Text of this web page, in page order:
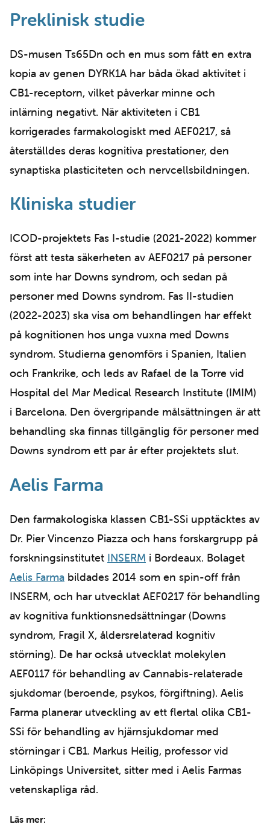
Preklinisk studie
DS-musen Ts65Dn och en mus som fått en extra
kopia av genen DYRK1A har båda ökad aktivitet i
CB1-receptorn, vilket påverkar minne och
inlärning negativt. När aktiviteten i CB1
korrigerades farmakologiskt med AEF0217, så
återställdes deras kognitiva prestationer, den
synaptiska plasticiteten och nervcellsbildningen.
Kliniska studier
ICOD-projektets Fas I-studie (2021-2022) kommer
först att testa säkerheten av AEF0217 på personer
som inte har Downs syndrom, och sedan på
personer med Downs syndrom. Fas II-studien
(2022-2023) ska visa om behandlingen har effekt
på kognitionen hos unga vuxna med Downs
syndrom. Studierna genomförs i Spanien, Italien
och Frankrike, och leds av Rafael de la Torre vid
Hospital del Mar Medical Research Institute (IMIM)
i Barcelona. Den övergripande målsättningen är att
behandling ska finnas tillgänglig för personer med
Downs syndrom ett par år efter projektets slut.
Aelis Farma
Den farmakologiska klassen CB1-SSi upptäcktes av
Dr. Pier Vincenzo Piazza och hans forskargrupp på
forskningsinstitutet INSERM i Bordeaux. Bolaget
Aelis Farma bildades 2014 som en spin-off från
INSERM, och har utvecklat AEF0217 för behandling
av kognitiva funktionsnedsättningar (Downs
syndrom, Fragil X, åldersrelaterad kognitiv
störning). De har också utvecklat molekylen
AEF0117 för behandling av Cannabis-relaterade
sjukdomar (beroende, psykos, förgiftning). Aelis
Farma planerar utveckling av ett flertal olika CB1-
SSi för behandling av hjärnsjukdomar med
störningar i CB1. Markus Heilig, professor vid
Linköpings Universitet, sitter med i Aelis Farmas
vetenskapliga råd.
Läs mer: